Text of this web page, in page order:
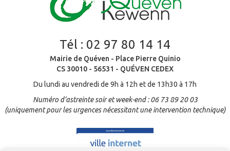
Tél : 02 97 80 14 14
Mairie de Quéven - Place Pierre Quinio
CS 30010 - 56531 - QUÉVEN CEDEX
Du lundi au vendredi de 9h à 12h et de 13h30 à 17h
Numéro d’astreinte soir et week-end : 06 73 89 20 03
(uniquement pour les urgences nécessitant une intervention technique)